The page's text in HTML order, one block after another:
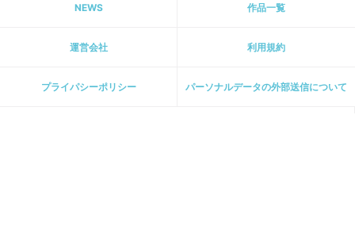
NEWS 作品一覧
運営会社 利用規約
プライパシーポリシー パーソナルデータの外部送信について